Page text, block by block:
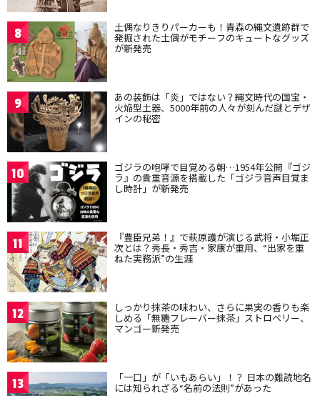
8 土偶なりきりパーカーも！青森の縄文遺跡群で
発掘された土偶がモチーフのキュートなグッズ
が新発売
9 あの装飾は「炎」ではない？縄文時代の国宝・
火焔型土器、5000年前の人々が刻んだ謎とデザ
インの秘密
10 ゴジラの咆哮で目覚める朝…1954年公開『ゴジ
ラ』の貴重音源を搭載した「ゴジラ音声目覚ま
し時計」が新発売
11 『豊臣兄弟！』で萩原護が演じる武将・小堀正
次とは？秀長・秀吉・家康が重用、“出家を重
ねた実務派”の生涯
12 しっかり抹茶の味わい、さらに果実の香りも楽
しめる「無糖フレーバー抹茶」ストロベリー、
マンゴー新発売
13 「一口」が「いもあらい」！？ 日本の難読地名
には知られざる“名前の法則”があった